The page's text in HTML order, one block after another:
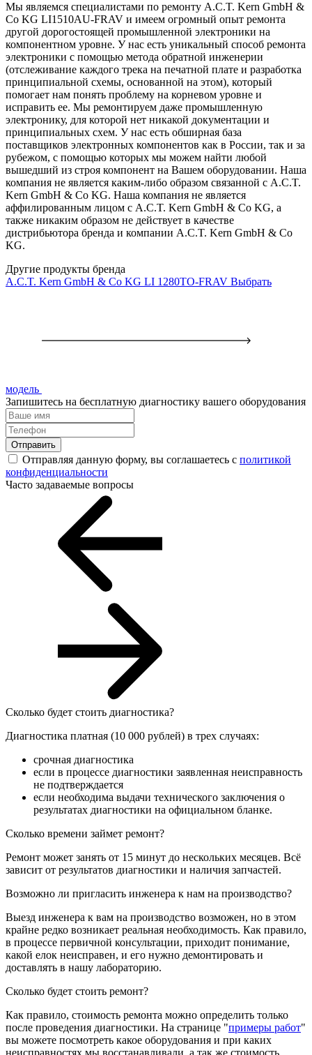
Мы являемся специалистами по ремонту A.C.T. Kern GmbH &
Co KG LI1510AU-FRAV и имеем огромный опыт ремонта
другой дорогостоящей промышленной электроники на
компонентном уровне. У нас есть уникальный способ ремонта
электроники с помощью метода обратной инженерии
(отслеживание каждого трека на печатной плате и разработка
принципиальной схемы, основанной на этом), который
помогает нам понять проблему на корневом уровне и
исправить ее. Мы ремонтируем даже промышленную
электронику, для которой нет никакой документации и
принципиальных схем. У нас есть обширная база
поставщиков электронных компонентов как в России, так и за
рубежом, с помощью которых мы можем найти любой
вышедший из строя компонент на Вашем оборудовании. Наша
компания не является каким-либо образом связанной с A.C.T.
Kern GmbH & Co KG. Наша компания не является
аффилированным лицом с A.C.T. Kern GmbH & Co KG, а
также никаким образом не действует в качестве
дистрибьютора бренда и компании A.C.T. Kern GmbH & Co
KG.
Другие продукты бренда
A.C.T. Kern GmbH & Co KG LI 1280TO-FRAV Выбрать
модель
Запишитесь на бесплатную диагностику вашего оборудования
Отправить
Отправляя данную форму, вы соглашаетесь с политикой
конфиденциальности
Часто задаваемые вопросы
Сколько будет стоить диагностика?
Диагностика платная (10 000 рублей) в трех случаях:
срочная диагностика
если в процессе диагностики заявленная неисправность
не подтверждается
если необходима выдачи технического заключения о
результатах диагностики на официальном бланке.
Сколько времени займет ремонт?
Ремонт может занять от 15 минут до нескольких месяцев. Всё
зависит от результатов диагностики и наличия запчастей.
Возможно ли пригласить инженера к нам на производство?
Выезд инженера к вам на производство возможен, но в этом
крайне редко возникает реальная необходимость. Как правило,
в процессе первичной консультации, приходит понимание,
какой елок неисправен, и его нужно демонтировать и
доставлять в нашу лабораторию.
Сколько будет стоить ремонт?
Как правило, стоимость ремонта можно определить только
после проведения диагностики. На странице "примеры работ"
вы можете посмотреть какое оборудования и при каких